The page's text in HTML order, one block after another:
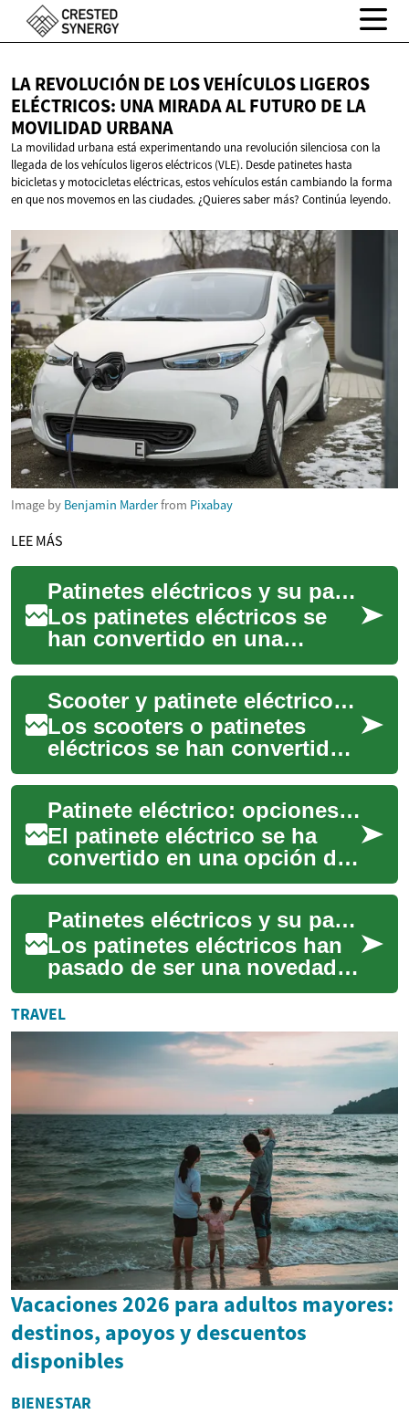
LA REVOLUCIÓN DE LOS VEHÍCULOS LIGEROS
ELÉCTRICOS: UNA MIRADA AL FUTURO DE LA
MOVILIDAD URBANA
La movilidad urbana está experimentando una revolución silenciosa con la
llegada de los vehículos ligeros eléctricos (VLE). Desde patinetes hasta
bicicletas y motocicletas eléctricas, estos vehículos están cambiando la forma
en que nos movemos en las ciudades. ¿Quieres saber más? Continúa leyendo.
Image by Benjamin Marderfrom Pixabay
LEE MÁS
Patinetes eléctricos y su papel en la movilidad urbana
Los patinetes eléctricos se
han convertido en una
opción frecuente para
desplazamientos cortos
dentro de la ciudad. S...
Scooter y patinete eléctrico: movilidad urbana y transporte sostenible
Los scooters o patinetes
eléctricos se han convertido
en una alternativa visible en
muchas ciudades. Este
artículo ex...
Patinete eléctrico: opciones y impacto en la movilidad urbana
El patinete eléctrico se ha
convertido en una opción de
micromovilidad cada vez más
visible en las calles. Estos
vehí...
Patinetes eléctricos y su papel en la movilidad urbana
Los patinetes eléctricos han
pasado de ser una novedad a
una alternativa habitual en
muchas ciudades. Su uso
afecta c...
TRAVEL
Vacaciones 2026 para adultos mayores:
destinos, apoyos y descuentos
disponibles
BIENESTAR